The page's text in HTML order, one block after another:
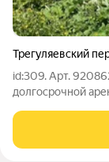
Трегуляевский
id:309. Арт.
долгосрочной
деревянный
газ, вода,